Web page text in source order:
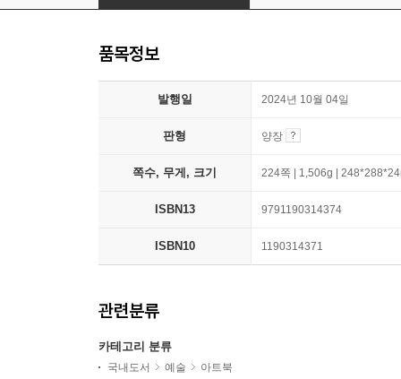
품목정보
발행일 2024년 10월 04일
판형 양장
쪽수, 무게, 크기 224쪽 | 1,506g |
ISBN13 9791190314374
ISBN10 1190314371
관련분류
카테고리 분류
국내도서 예술 아트북